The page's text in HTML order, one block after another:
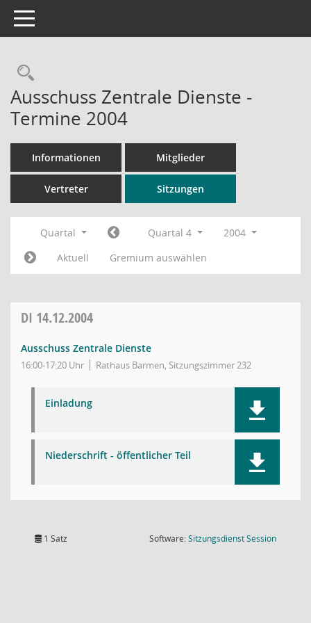
Toggle navigation
Rechercheauswahl
Ausschuss Zentrale Dienste -
Termine 2004
Informationen Mitglieder
Vertreter Sitzungen
Quartal Quartal 4
2004
Aktuell
Gremium auswählen
DI 14.12.2004
Ausschuss Zentrale Dienste
16:00-17:20 Uhr Rathaus Barmen, Sitzungszimmer 232
Einladung
Niederschrift - öffentlicher Teil
1 Satz Software:SitzungsdienstSession(Wird in